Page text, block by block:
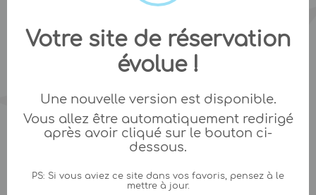
Votre site de réservation
évolue !
Une nouvelle version est disponible.
Vous allez être automatiquement redirigé
après avoir cliqué sur le bouton ci-
dessous.
PS: Si vous aviez ce site dans vos favoris, pensez à le
mettre à jour.